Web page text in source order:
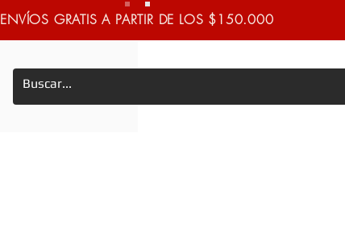
ENVÍOS GRATIS A PARTIR DE LOS $150.000